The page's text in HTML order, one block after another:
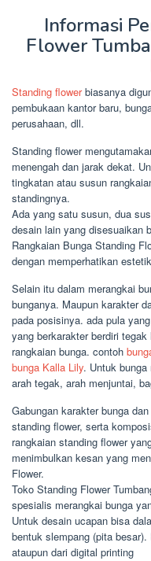
Informasi
Flower
Standing flowerbiasanya
pembukaan kantor baru,
perusahaan, dll.
Standing flower
menengah dan jarak dekat.
tingkatan atau susun
standingnya.
Ada yang satu susun, dua
desain lain yang disesuaikan
Rangkaian Bunga Standing
dengan memperhatikan
Selain itu dalam merangkai
bunganya. Maupun karakter
pada posisinya. ada pula
yang berkarakter berdiri
rangkaian bunga. contoh
bunga Kalla Lily. Untuk
arah tegak, arah menjuntai,
Gabungan karakter bunga
standing flower, serta
rangkaian standing flower
menimbulkan kesan yang
Flower.
Toko Standing Flower
spesialis merangkai bunga
Untuk desain ucapan bisa
bentuk slempang (pita
ataupun dari digital printing